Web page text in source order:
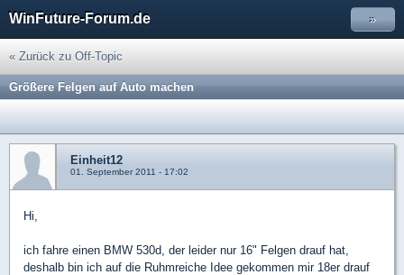
WinFuture-Forum.de »
« Zurück zu Off-Topic
Größere Felgen auf Auto machen
Einheit12
01. September 2011 - 17:02
Hi,
ich fahre einen BMW 530d, der leider nur 16" Felgen drauf hat,
deshalb bin ich auf die Ruhmreiche Idee gekommen mir 18er drauf